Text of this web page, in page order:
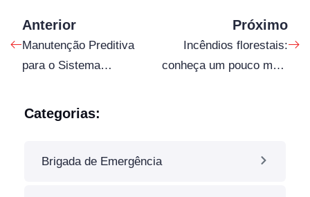
Anterior
Manutenção Preditiva
para o Sistema
Próximo
Incêndios florestais:
conheça um pouco mais
Categorias:
Brigada de Emergência